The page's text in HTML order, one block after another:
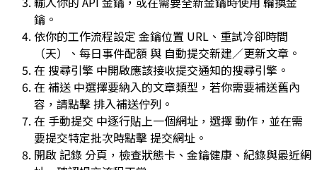
鑰 。
依你的工作流程設定 金鑰位置 URL 、 重試冷卻時間
（天）
、 每日事件配額 與 自動提交新建／更新文章 。
在 搜尋引擎 中開啟應該接收提交通知的搜尋引擎。
在 補送 中選擇要納入的文章類型，若你需要補送舊內
容，請點擊排入補送佇列 。
在 手動提交 中逐行貼上一個網址，選擇動作 ，並在需
要提交特定批次時點擊提交網址 。
開啟記錄分頁，檢查狀態卡、金鑰健康、紀錄與最近網